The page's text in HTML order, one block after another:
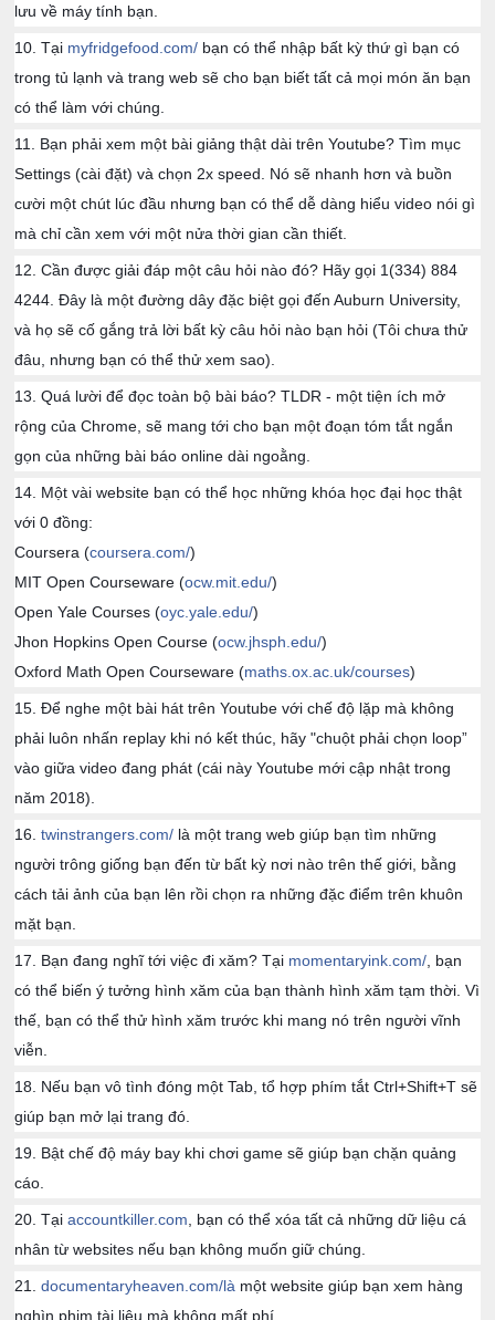
lưu về máy tính bạn.
10. Tại myfridgefood.com/ bạn có thể nhập bất kỳ thứ gì bạn có
trong tủ lạnh và trang web sẽ cho bạn biết tất cả mọi món ăn bạn
có thể làm với chúng.
11. Bạn phải xem một bài giảng thật dài trên Youtube? Tìm mục
Settings (cài đặt) và chọn 2x speed. Nó sẽ nhanh hơn và buồn
cười một chút lúc đầu nhưng bạn có thể dễ dàng hiểu video nói gì
mà chỉ cần xem với một nửa thời gian cần thiết.
12. Cần được giải đáp một câu hỏi nào đó? Hãy gọi 1(334) 884
4244. Đây là một đường dây đặc biệt gọi đến Auburn University,
và họ sẽ cố gắng trả lời bất kỳ câu hỏi nào bạn hỏi (Tôi chưa thử
đâu, nhưng bạn có thể thử xem sao).
13. Quá lười để đọc toàn bộ bài báo? TLDR - một tiện ích mở
rộng của Chrome, sẽ mang tới cho bạn một đoạn tóm tắt ngắn
gọn của những bài báo online dài ngoằng.
14. Một vài website bạn có thể học những khóa học đại học thật
với 0 đồng:
Coursera (coursera.com/)
MIT Open Courseware (ocw.mit.edu/)
Open Yale Courses (oyc.yale.edu/)
Jhon Hopkins Open Course (ocw.jhsph.edu/)
Oxford Math Open Courseware (maths.ox.ac.uk/courses)
15. Để nghe một bài hát trên Youtube với chế độ lặp mà không
phải luôn nhấn replay khi nó kết thúc, hãy "chuột phải chọn loop”
vào giữa video đang phát (cái này Youtube mới cập nhật trong
năm 2018).
16.twinstrangers.com/ là một trang web giúp bạn tìm những
người trông giống bạn đến từ bất kỳ nơi nào trên thế giới, bằng
cách tải ảnh của bạn lên rồi chọn ra những đặc điểm trên khuôn
mặt bạn.
17. Bạn đang nghĩ tới việc đi xăm? Tại momentaryink.com/ , bạn
có thể biến ý tưởng hình xăm của bạn thành hình xăm tạm thời. Vì
thế, bạn có thể thử hình xăm trước khi mang nó trên người vĩnh
viễn.
18. Nếu bạn vô tình đóng một Tab, tổ hợp phím tắt Ctrl+Shift+T sẽ
giúp bạn mở lại trang đó.
19. Bật chế độ máy bay khi chơi game sẽ giúp bạn chặn quảng
cáo.
20. Tạiaccountkiller.com , bạn có thể xóa tất cả những dữ liệu cá
nhân từ websites nếu bạn không muốn giữ chúng.
21.documentaryheaven.com/là một website giúp bạn xem hàng
nghìn phim tài liệu mà không mất phí.